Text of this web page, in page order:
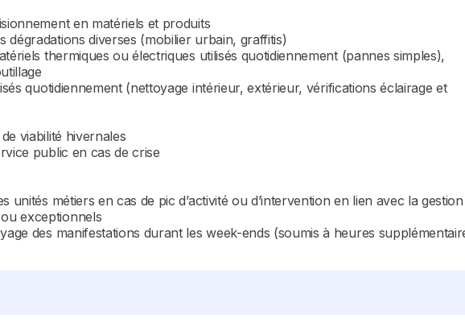
en matériels et produits
dégradations diverses (mobilier urbain, graffitis)
thermiques ou électriques utilisés quotidiennement (pannes simples),
quotidiennement (nettoyage intérieur, extérieur, vérifications éclairage et
viabilité hivernales
public en cas de crise
unités métiers en cas de pic d’activité ou d’intervention en lien avec la gestion
exceptionnels
des manifestations durant les week-ends (soumis à heures